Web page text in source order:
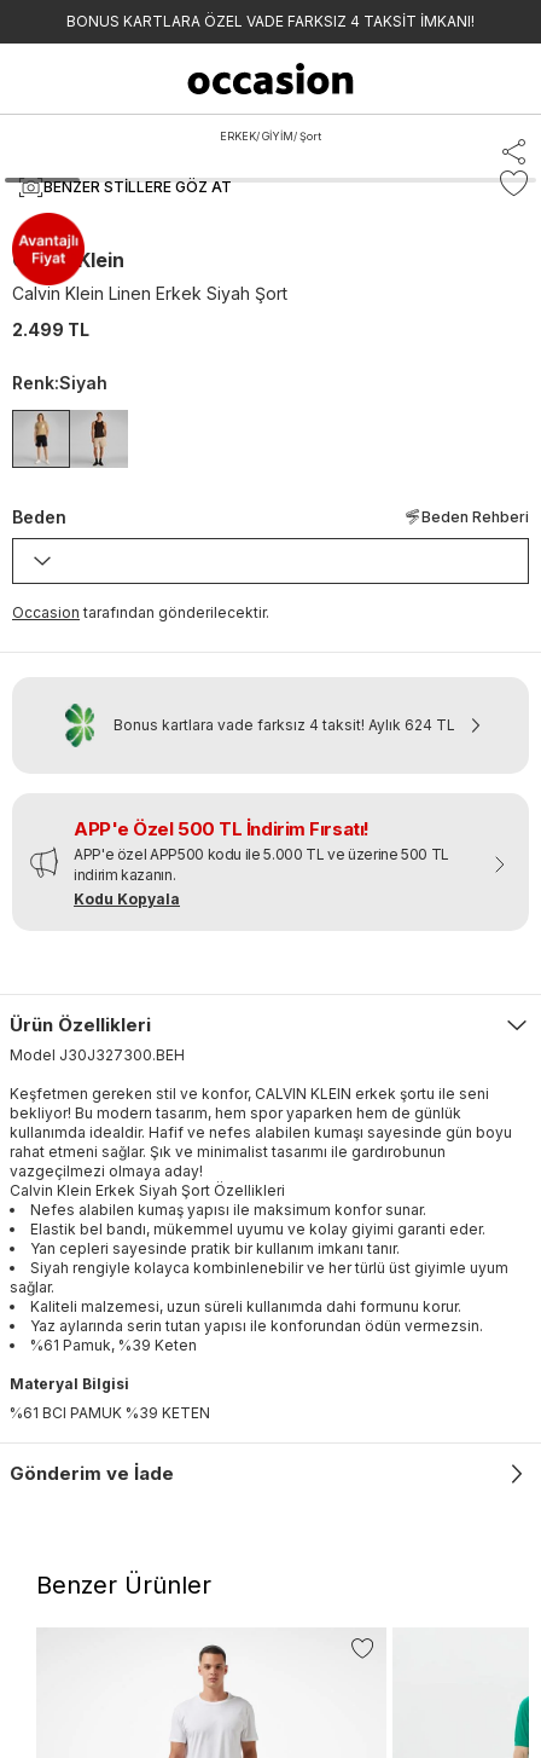
BONUS KARTLARA ÖZEL VADE FARKSIZ 4 TAKSİT İMKANI!
ERKEK/GİYİM/Şort
BENZER STILLERE GÖZ AT
Calvin Klein
Calvin Klein Linen Erkek Siyah Şort
2.499 TL
Renk:Siyah
Beden Beden Rehberi
Occasion tarafından gönderilecektir.
Bonus kartlara vade farksız 4 taksit! Aylık 624 TL
APP'e Özel 500 TL İndirim Fırsatı!
APP'e özel APP500 kodu ile 5.000 TL ve üzerine 500 TL
indirim kazanın.
Kodu Kopyala
Ürün Özellikleri
Model J30J327300.BEH
Keşfetmen gereken stil ve konfor, CALVIN KLEIN erkek şortu ile seni
bekliyor! Bu modern tasarım, hem spor yaparken hem de günlük
kullanımda idealdir. Hafif ve nefes alabilen kumaşı sayesinde gün boyu
rahat etmeni sağlar. Şık ve minimalist tasarımı ile gardırobunun
vazgeçilmezi olmaya aday!
Calvin Klein Erkek Siyah Şort Özellikleri
Nefes alabilen kumaş yapısı ile maksimum konfor sunar.
Elastik bel bandı, mükemmel uyumu ve kolay giyimi garanti eder.
Yan cepleri sayesinde pratik bir kullanım imkanı tanır.
Siyah rengiyle kolayca kombinlenebilir ve her türlü üst giyimle uyum
sağlar.
Kaliteli malzemesi, uzun süreli kullanımda dahi formunu korur.
Yaz aylarında serin tutan yapısı ile konforundan ödün vermezsin.
%61 Pamuk, %39 Keten
Materyal Bilgisi
%61 BCI PAMUK %39 KETEN
Gönderim ve İade
Benzer Ürünler